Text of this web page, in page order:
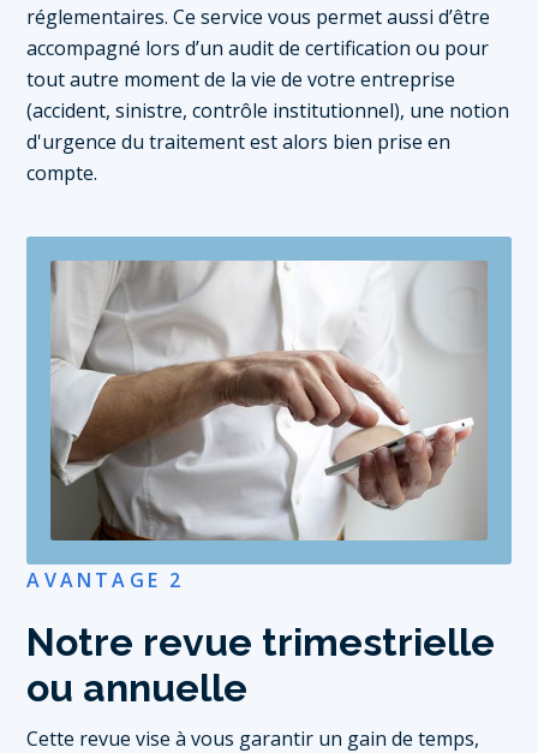
réglementaires. Ce service vous permet aussi d’être
accompagné lors d’un audit de certification ou pour
tout autre moment de la vie de votre entreprise
(accident, sinistre, contrôle institutionnel), une notion
d'urgence du traitement est alors bien prise en
compte.
AVANTAGE 2
Notre revue trimestrielle
ou annuelle
Cette revue vise à vous garantir un gain de temps,